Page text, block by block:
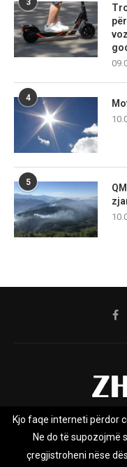
3
4
5
Rreth nesh
Kjo faqe interneti përdor
Ne do të supozojmë
çregjistroheni nëse